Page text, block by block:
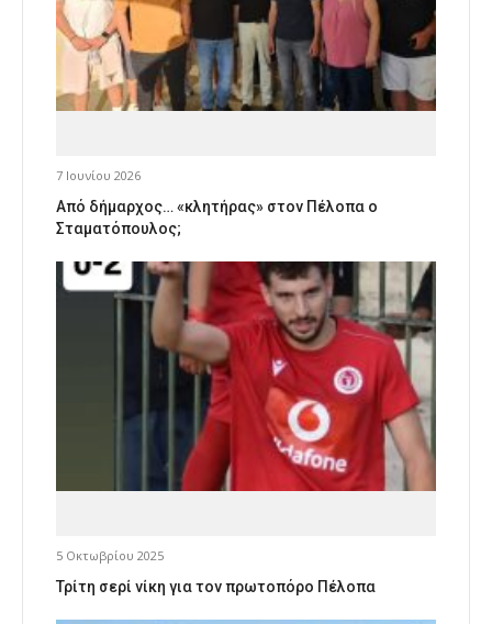
7 Ιουνίου 2026
Από δήμαρχος… «κλητήρας» στον Πέλοπα ο
Σταματόπουλος;
5 Οκτωβρίου 2025
Τρίτη σερί νίκη για τον πρωτοπόρο Πέλοπα